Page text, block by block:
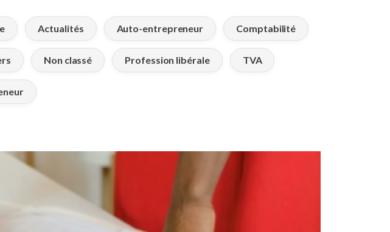
Actualités Auto-entrepreneur Comptabilité
Non classé Profession libérale TVA